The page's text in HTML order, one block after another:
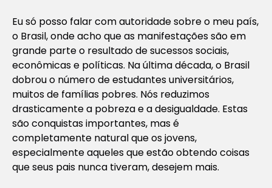
Eu só posso falar com autoridade sobre o meu país,
o Brasil, onde acho que as manifestações são em
grande parte o resultado de sucessos sociais,
econômicas e políticas. Na última década, o Brasil
dobrou o número de estudantes universitários,
muitos de famílias pobres. Nós reduzimos
drasticamente a pobreza e a desigualdade. Estas
são conquistas importantes, mas é
completamente natural que os jovens,
especialmente aqueles que estão obtendo coisas
que seus pais nunca tiveram, desejem mais.